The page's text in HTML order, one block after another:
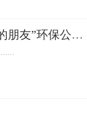
朋友”环保公益
……